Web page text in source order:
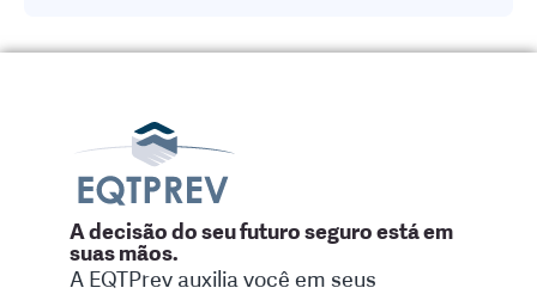
A decisão do seu futuro seguro está em
suas mãos.
A EQTPrev auxilia você em seus